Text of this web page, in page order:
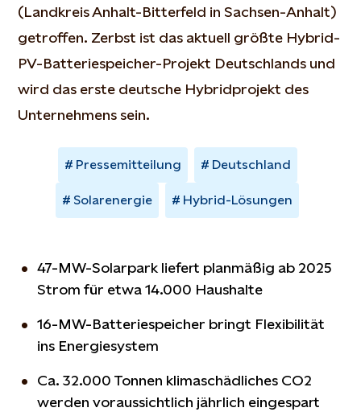
(Landkreis Anhalt-Bitterfeld in Sachsen-Anhalt)
getroffen. Zerbst ist das aktuell größte Hybrid-
PV-Batteriespeicher-Projekt Deutschlands und
wird das erste deutsche Hybridprojekt des
Unternehmens sein.
Pressemitteilung Deutschland
Solarenergie Hybrid-Lösungen
47-MW-Solarpark liefert planmäßig ab 2025
Strom für etwa 14.000 Haushalte
16-MW-Batteriespeicher bringt Flexibilität
ins Energiesystem
Ca. 32.000 Tonnen klimaschädliches CO2
werden voraussichtlich jährlich eingespart